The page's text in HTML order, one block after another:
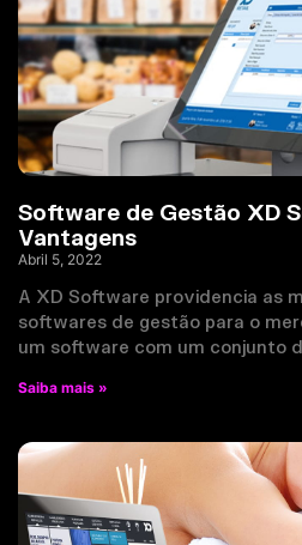
Software de Gestão XD
Vantagens
Abril 5, 2022
A XD Software providencia as
softwares de gestão para o
um software com um conjunto
Saiba mais »